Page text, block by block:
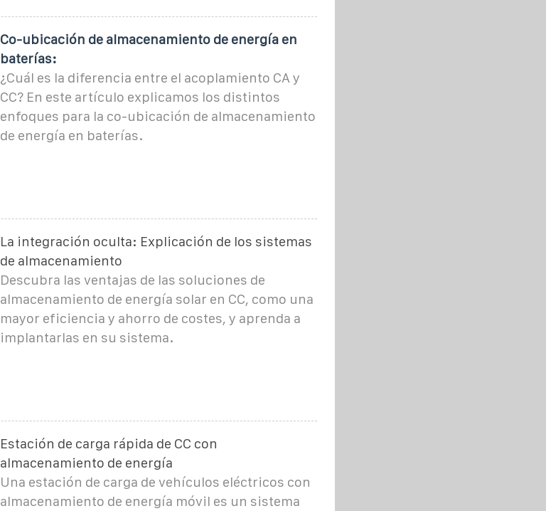
Co-ubicación de almacenamiento de energía en
baterías:
¿Cuál es la diferencia entre el acoplamiento CA y
CC? En este artículo explicamos los distintos
enfoques para la co-ubicación de almacenamiento
de energía en baterías.
La integración oculta: Explicación de los sistemas
de almacenamiento
Descubra las ventajas de las soluciones de
almacenamiento de energía solar en CC, como una
mayor eficiencia y ahorro de costes, y aprenda a
implantarlas en su sistema.
Estación de carga rápida de CC con
almacenamiento de energía
Una estación de carga de vehículos eléctricos con
almacenamiento de energía móvil es un sistema